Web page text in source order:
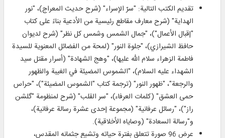
تقديم الكتب التالية: "سرّ الإسراء" (شرح حديث المعراج)، "نور
الهداية" (شرح معارف مقاطع رئيسية من الأدعية بناءً على كتاب
"إقبال الأعمال")، "جمال الشمس وشمس كل نظر" (شرح لديوان
حافظ الشيرازي)، "جلوة النور" (لمحة من الفضائل المعنوية للسيدة
فاطمة الزهراء سلام الله عليها)، "وهج الشهادة" (أسرار مقتل سيد
الشهداء عليه السلام)، "الشموس المضيئة في الغيبة والظهور
والرجعة"، "ظهور النور" (ترجمة كتاب "الشموس المضيئة")، "حراس
حمى العشق" (كلمات العرفاء)، "سر القلب" (شرح لمنظومة "گلشن
راز")، "رسائل عرفانية" (مجموعة إحدى عشرة رسالة عرفانية)،
و"رسالة السعادة" (وصاياه الأخلاقية).
عرض 96 صورة تتعلق بفترة حياته وتشيع جثمانه المقدس،